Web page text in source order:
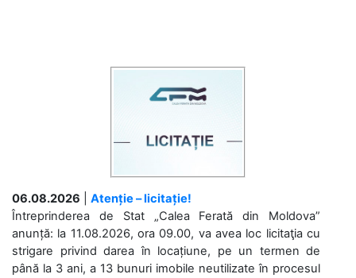
06.08.2026
Atenție – licitație!
Întreprinderea de Stat „Calea Ferată din Moldova”
anunță: la 11.08.2026, ora 09.00, va avea loc licitaţia cu
strigare privind darea în locațiune, pe un termen de
până la 3 ani, a 13 bunuri imobile neutilizate în procesul